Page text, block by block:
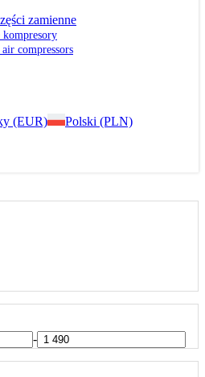
zamienne
kompresory
compressors
(EUR)
Polski (PLN)
-